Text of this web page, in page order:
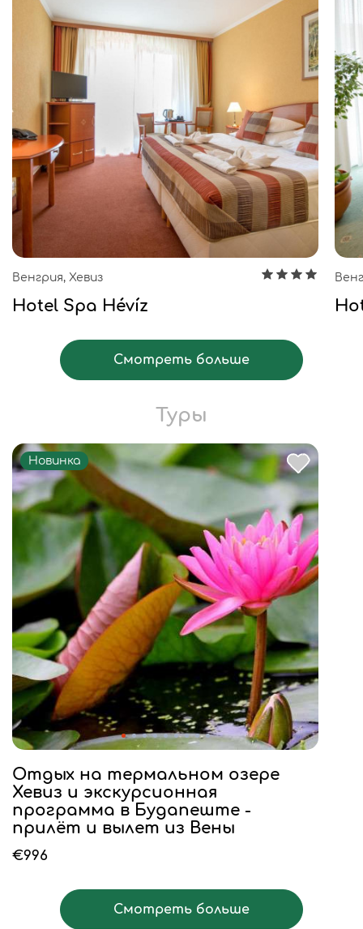
Венгрия, Хевиз
Hotel Spa Hévíz
Смотреть больше
Туры
Новинка
Отдых на термальном озере
Хевиз и экскурсионная
программа в Будапеште -
прилёт и вылет из Вены
«Единственное в Европе …», «Второе по
естественном термальном озере на юго-
западе Венгрии. Площадь озера 4,7 га. На дне
€996
Смотреть больше